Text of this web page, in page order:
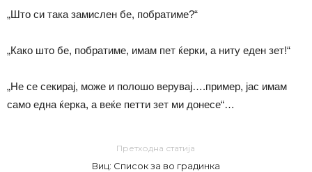
„Што си така замислен бе, побратиме?“
„Како што бе, побратиме, имам пет ќерки, а ниту еден зет!“
„Не се секирај, може и полошо верувај….пример, јас имам
само една ќерка, а веќе петти зет ми донесе“…
Претходна статија
Виц: Список за во градинка